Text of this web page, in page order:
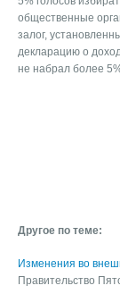
общественные
залог,
декларацию о
не набрал более
Другое по теме:
Изменения во
Правительство